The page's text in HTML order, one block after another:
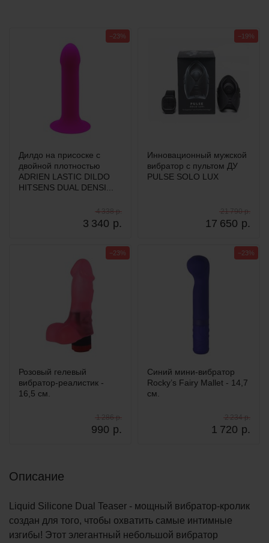
Дилдо на присоске с
двойной плотностью
ADRIEN LASTIC DILDO
HITSENS DUAL DENSI...
3 340 р.
4 338 р.
−23%
Инновационный мужской
вибратор с пультом ДУ
PULSE SOLO LUX
17 650 р.
21 790 р.
−19%
Розовый гелевый
вибратор-реалистик -
16,5 см.
990 р.
1 286 р.
−23%
Синий мини-вибратор
Rocky’s Fairy Mallet - 14,7
см.
1 720 р.
2 234 р.
−23%
Описание
Liquid Silicone Dual Teaser - мощный вибратор-кролик
создан для того, чтобы охватить самые интимные
изгибы! Этот элегантный небольшой вибратор